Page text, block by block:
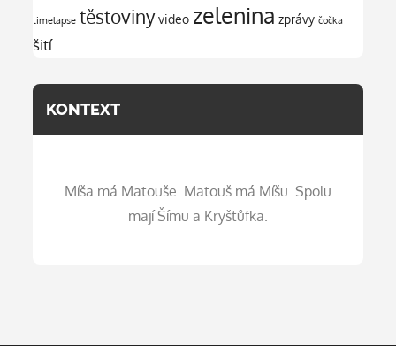
timelapse těstoviny video zelenina zprávy čočka
šití
KONTEXT
Míša má Matouše. Matouš má Míšu. Spolu
mají Šímu a Kryštůfka.